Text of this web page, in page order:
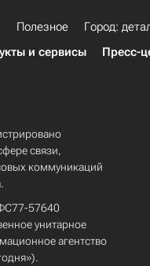
Полезное
Город:
и сервисы Пресс-
связи,
коммуникаций
57640
унитарное
агентство